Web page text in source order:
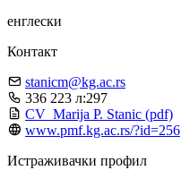
енглески
Контакт
stanicm@kg.ac.rs
336 223 л:297
CV_Marija P. Stanic (pdf)
www.pmf.kg.ac.rs/?id=256
Истраживачки профил